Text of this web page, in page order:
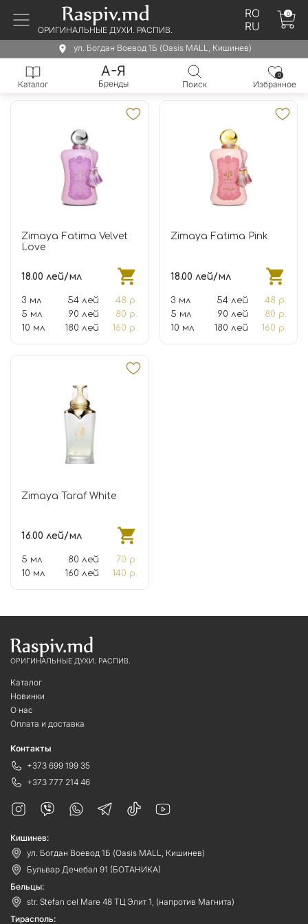
ОРИГИНАЛЬНЫЕ ДУХИ. РАСПИВ.
RO
RU
0
ул. Богдан Воевод 1Б (Oasis MALL, Кишинев)
Каталог
А-Я
Бренды Поиск
0
Избранное
Zimaya Fatima Velvet
Love
18.00 лей/мл
3 мл 54 лей
48 р.
5 мл
90 лей
80 р.
10 мл
180 лей 160 р.
Zimaya Fatima Pink
18.00 лей/мл
3 мл 54 лей
48 р.
5 мл
90 лей
80 р.
10 мл
180 лей 160 р.
Zimaya Taraf White
16.00 лей/мл
5 мл 80 лей
70 р.
10 мл
160 лей 140 р.
ОРИГИНАЛЬНЫЕ ДУХИ. РАСПИВ.
Каталог
Новинки
О нас
Оплата и доставка
Контакты
+373 699 199 35
+373 777 214 46
Кишинев:
ул. Богдан Воевод 1Б (Oasis MALL, Кишинев)
Бульвар Дечебал 91 (БОТАНИКА)
Бельцы:
str. Stefan cel Mare 48 ТЦ Элит 1, (напротив Магнита)
Тирасполь: